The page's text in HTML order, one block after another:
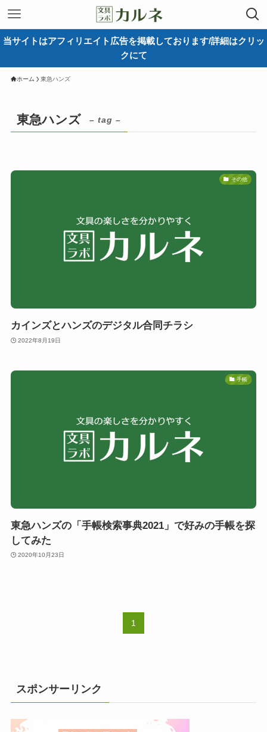
当サイトはアフィリエイト広告を掲載しております/詳細はクリッ
クにて
ホーム 東急ハンズ
東急ハンズ – tag –
その他
カインズとハンズのデジタル合同チラシ
2022年8月19日
手帳
東急ハンズの「手帳検索事典2021」で好みの手帳を探
してみた
2020年10月23日
1
スポンサーリンク